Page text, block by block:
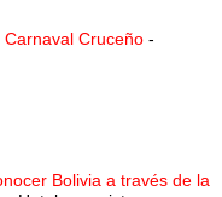
Cruceño -
Bolivia a través de la